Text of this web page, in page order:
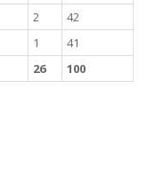
2
42
1
41
26 100